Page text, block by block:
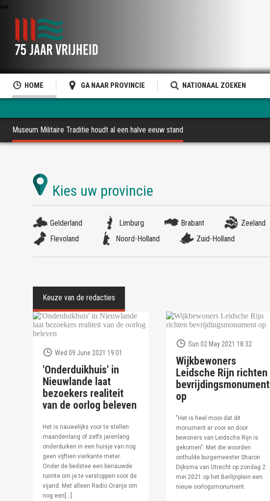
HOME GA NAAR PROVINCIE NATIONAAL ZOEKEN
Museum Militaire Traditie houdt al een halve eeuw stand
Gelderland Limburg Brabant Zeeland
Flevoland
Noord-Holland Zuid-Holland
Wed 09 June 2021 19:01
'Onderduikhuis' in
Nieuwlande laat
bezoekers realiteit
van de oorlog beleven
Het is nauwelijks voor te stellen:
maandenlang of zelfs jarenlang
onderduiken in een huisje van nog
geen vijftien vierkante meter.
Onder de bedstee een benauwde
ruimte om je te verstoppen voor de
vijand. Met alleen Radio Oranje om
nog een[…]
Sun 02 May 2021 18:32
Wijkbewoners
Leidsche Rijn richten
bevrijdingsmonument
op
"Het is heel mooi dat dit
monument er voor en door
bewoners van Leidsche Rijn is
gekomen". Met die woorden
onthulde burgemeester Sharon
Dijksma van Utrecht op zondag 2
mei 2021 op het Berlijnplein een
nieuw oorlogsmonument.